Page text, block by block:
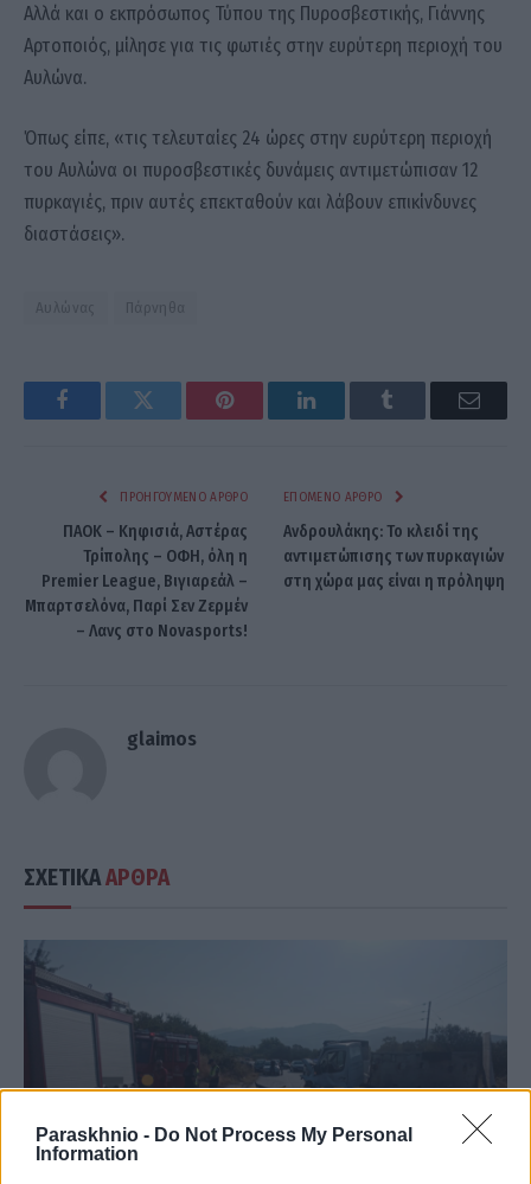
Paraskhnio - Do Not Process My Personal
Information
Αλλά και ο εκπρόσωπος Τύπου της Πυροσβεστικής, Γιάννης
Αρτοποιός, μίλησε για τις φωτιές στην ευρύτερη περιοχή του
Αυλώνα.
Όπως είπε, «τις τελευταίες 24 ώρες στην ευρύτερη περιοχή
του Αυλώνα οι πυροσβεστικές δυνάμεις αντιμετώπισαν 12
πυρκαγιές, πριν αυτές επεκταθούν και λάβουν επικίνδυνες
διαστάσεις».
Αυλώνας Πάρνηθα
FacebookTwitter Pinterest LinkedInTumblr Email
ΠΡΟΗΓΟΎΜΕΝΟ ΆΡΘΡΟ
ΠΑΟΚ – Κηφισιά, Αστέρας
Τρίπολης – ΟΦΗ, όλη η
Premier League, Βιγιαρεάλ –
Μπαρτσελόνα, Παρί Σεν Ζερμέν
– Λανς στο Novasports!
ΕΠΌΜΕΝΟ ΆΡΘΡΟ
Ανδρουλάκης: Το κλειδί της
αντιμετώπισης των πυρκαγιών
στη χώρα μας είναι η πρόληψη
glaimos
ΣΧΕΤΙΚΑΑΡΘΡΑ